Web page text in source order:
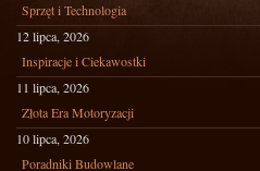
Sprzęt i Technologia
12 lipca, 2026
Inspiracje i Ciekawostki
11 lipca, 2026
Złota Era Motoryzacji
10 lipca, 2026
Poradniki Budowlane